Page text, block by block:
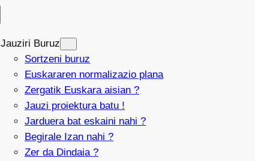
Jauziri Buruz
Sortzeni buruz
Euskararen normalizazio plana
Zergatik Euskara aisian ?
Jauzi proiektura batu !
Jarduera bat eskaini nahi ?
Begirale Izan nahi ?
Zer da Dindaia ?